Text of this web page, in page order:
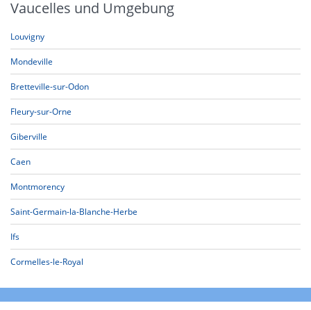
Vaucelles und Umgebung
Louvigny
Mondeville
Bretteville-sur-Odon
Fleury-sur-Orne
Giberville
Caen
Montmorency
Saint-Germain-la-Blanche-Herbe
Ifs
Cormelles-le-Royal